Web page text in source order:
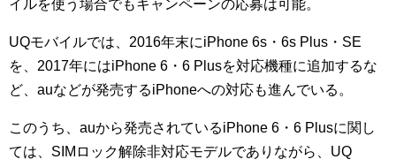
イルを使う場合でもキャンペーンの応募は可能。
UQモバイルでは、2016年末にiPhone 6s・6s Plus・SE
を、2017年にはiPhone 6・6 Plusを対応機種に追加するな
ど、auなどが発売するiPhoneへの対応も進んでいる。
このうち、auから発売されているiPhone 6・6 Plusに関し
ては、SIMロック解除非対応モデルでありながら、UQ